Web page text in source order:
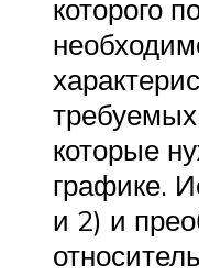
которого
которые
графике.
и 2) и